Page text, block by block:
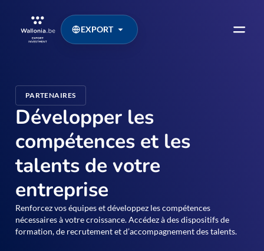
EXPORT
PARTENAIRES
Développer les
compétences et les
talents de votre
entreprise
Renforcez vos équipes et développez les compétences
nécessaires à votre croissance. Accédez à des dispositifs de
formation, de recrutement et d’accompagnement des talents.